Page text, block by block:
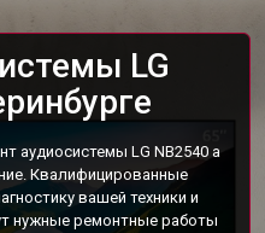
LG
аудиосистемы LG NB2540 а
Квалифицированные
вашей техники и
нужные ремонтные работы